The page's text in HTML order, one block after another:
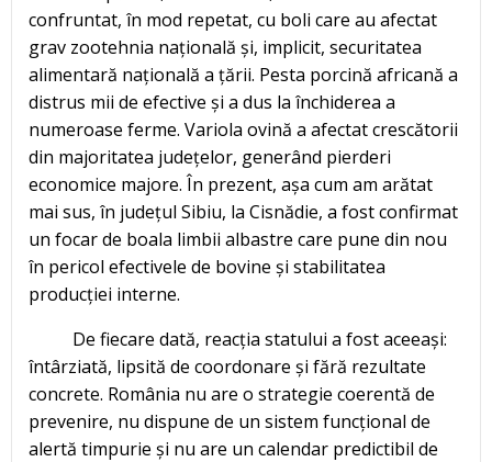
confruntat, în mod repetat, cu boli care au afectat
grav zootehnia națională și, implicit, securitatea
alimentară națională a țării. Pesta porcină africană a
distrus mii de efective și a dus la închiderea a
numeroase ferme. Variola ovină a afectat crescătorii
din majoritatea județelor, generând pierderi
economice majore. În prezent, așa cum am arătat
mai sus, în județul Sibiu, la Cisnădie, a fost confirmat
un focar de boala limbii albastre care pune din nou
în pericol efectivele de bovine și stabilitatea
producției interne.
De fiecare dată, reacția statului a fost aceeași:
întârziată, lipsită de coordonare și fără rezultate
concrete. România nu are o strategie coerentă de
prevenire, nu dispune de un sistem funcțional de
alertă timpurie și nu are un calendar predictibil de